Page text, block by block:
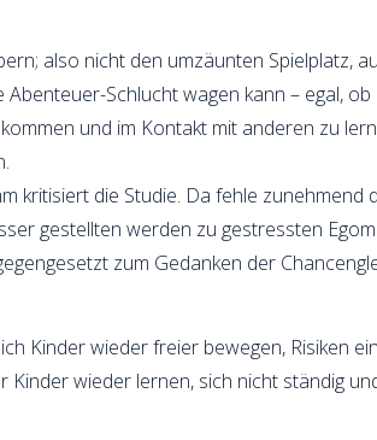
also nicht den umzäunten Spielplatz,
Schlucht wagen kann – egal, ob
und im Kontakt mit anderen zu
kritisiert die Studie. Da fehle zunehmend
gestellten werden zu gestressten
zum Gedanken der
Kinder wieder freier bewegen, Risiken
wieder lernen, sich nicht ständig